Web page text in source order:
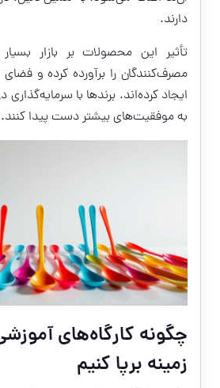
دارند.
تأثیر این محصولات بر بازار
مصرف‌کنندگان را برآورده کرده و
ایجاد کرده‌اند. برندها با سرمایه‌گذاری
به موفقیت‌های بیشتر دست پیدا کنند.
چگونه کارگاه‌های
زمینه برپا کنیم